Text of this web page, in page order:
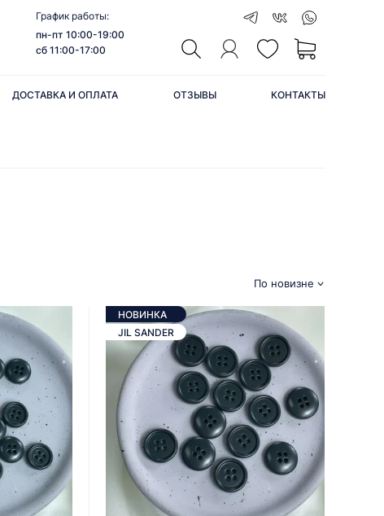
График работы:
пн-пт 10:00-19:00
сб 11:00-17:00
ДОСТАВКА И ОПЛАТА ОТЗЫВЫ КОНТАКТЫ
По новизне
НОВИНКА
JIL SANDER